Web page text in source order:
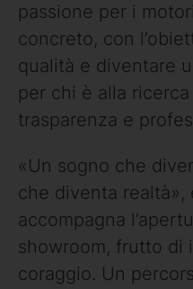
passione per i
concreto, con
qualità e diventare
per chi è alla
trasparenza e
«Un sogno che
che diventa realtà»,
accompagna
showroom, frutto di
coraggio. Un